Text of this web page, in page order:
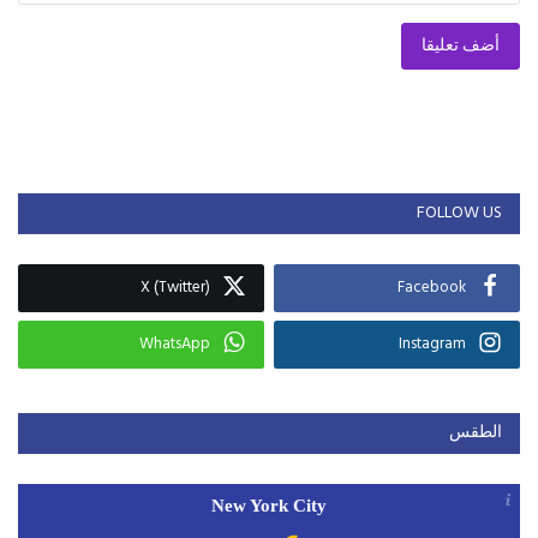
أضف تعليقا
FOLLOW US
Facebook
X (Twitter)
Instagram
WhatsApp
الطقس
New York City